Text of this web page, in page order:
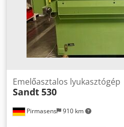
Pirmasens 910 km
Emelőasztalos lyukasztógép
Sandt530